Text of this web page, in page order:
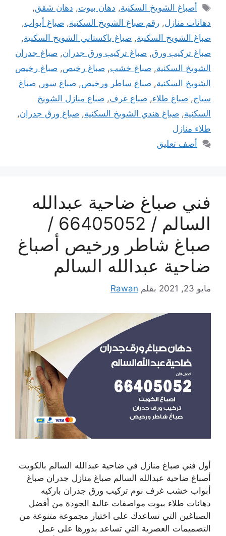
الوسوم
أصباغ الشويخ السكنية, دهان بيوت, دهان شقق,
دهانات منازل, رقم صباغ الشويخ السكنية, صباغ أبواب,
صباغ الشويخ السكنية, صباغ باكستاني الشويخ السكنية,
صباغ تركيب ورق, صباغ تركيب ورق جدران, صباغ جدران
الشويخ السكنية, صباغ خشب, صباغ رخيص, صباغ رخيص
الشويخ السكنية, صباغ ساطر ورخيص, صباغ سور , صباغ
سياج, صباغ طلاء, صباغ غرف, صباغ منازل الشويخ
السكنية, صباغ هندي الشويخ السكنية, صباغ ورق جدران,
طلاء منازل
أضف تعليق
فني صباغ ضاحية عبدالله
السالم / 66405052 /
صباغ شاطر ورخيص أصباغ
ضاحية عبدالله السالم
مايو 23, 2021 بقلم Rawan
أول فني صباغ منازل في ضاحية عبدالله السالم بالكويت
أصباغ ضاحية عبدالله السالم صباغ منازل جدران صباغ
أبواب خشب غرف نوم تركيب ورق جدران باركيه
دهانات طلاء بيوت مواصفات عالية الجودة من أفضل
الصباغين التي تساعدك على اختيار مجموعة متنوعة من
التصميمات العصرية التي تساعد بدورها على عمل